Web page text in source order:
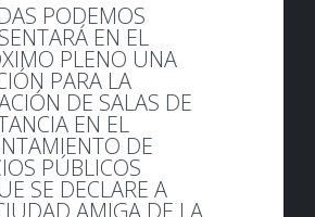
PODEMOS
EN EL
PLENO UNA
PARA LA
DE SALAS DE
EN EL
DE
PÚBLICOS
SE DECLARE A
AMIGA DE LA